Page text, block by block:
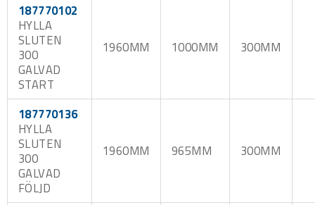
187770102
HYLLA
SLUTEN
300
GALVAD
START
1960MM 1000MM 300MM
187770136
HYLLA
SLUTEN
300
GALVAD
FÖLJD
1960MM 965MM 300MM